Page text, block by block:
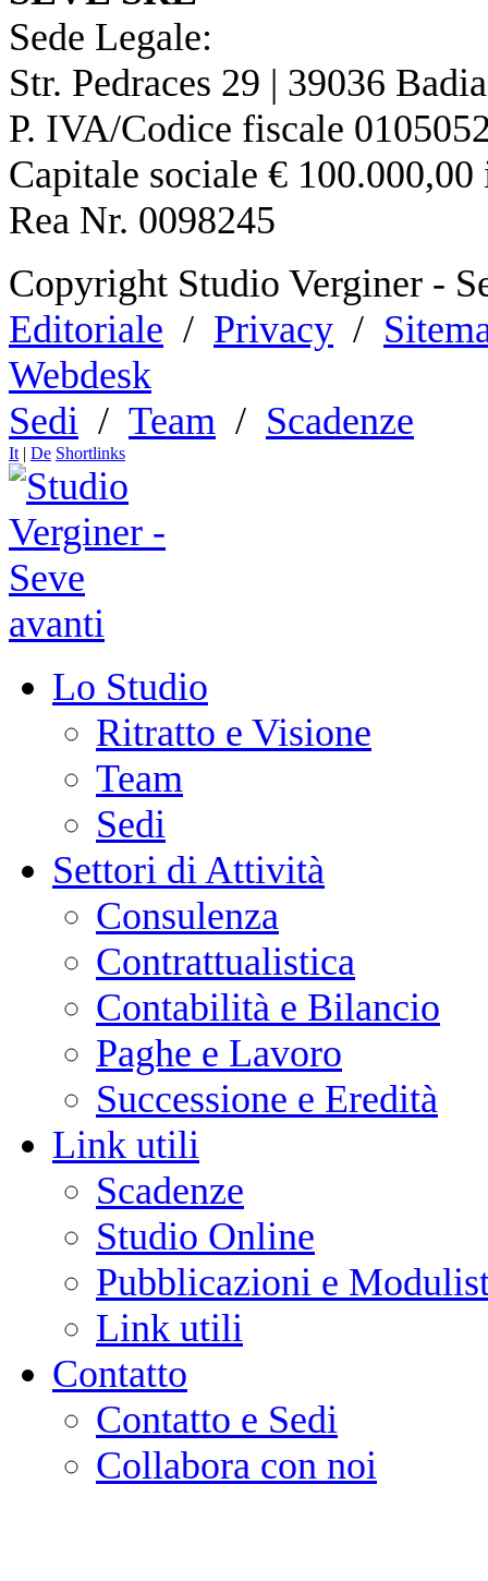
Sede Legale:
Str. Pedraces 29 | 39036
P. IVA/Codice fiscale
Capitale sociale € 100.000,00
Rea Nr. 0098245
Copyright Studio Verginer -
Editoriale / Privacy /
Webdesk
Sedi / Team / Scadenze
It | De Shortlinks
avanti
Lo Studio
Ritratto e Visione
Team
Sedi
Settori di Attività
Consulenza
Contrattualistica
Contabilità e Bilancio
Paghe e Lavoro
Successione e Eredità
Link utili
Scadenze
Studio Online
Pubblicazioni e
Link utili
Contatto
Contatto e Sedi
Collabora con noi